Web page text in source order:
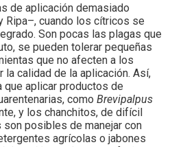
de aplicación demasiado
Ripa–, cuando los cítricos se
Son pocas las plagas que
se pueden tolerar pequeñas
que no afecten a los
la calidad de la aplicación. Así,
aplicar productos de
como Brevipalpus
y los chanchitos, de difícil
posibles de manejar con
agrícolas o jabones